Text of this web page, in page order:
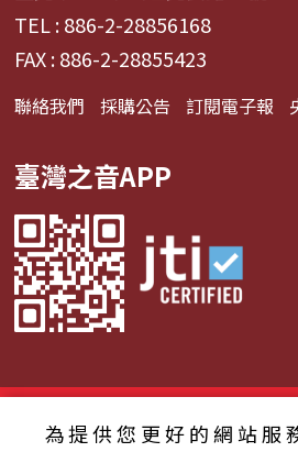
TEL : 886-2-28856168
FAX : 886-2-28855423
聯絡我們 採購公告 訂閱電子報
臺灣之音APP
© 2024財團法人中央廣播
為提供您更好的網站服